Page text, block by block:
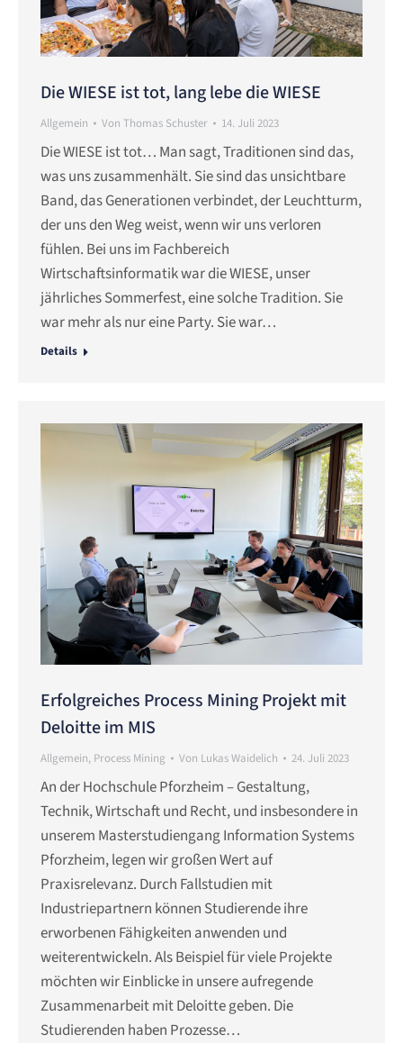
Die WIESE ist tot, lang lebe die WIESE
Allgemein Von Thomas Schuster 14. Juli 2023
Die WIESE ist tot… Man sagt, Traditionen sind das,
was uns zusammenhält. Sie sind das unsichtbare
Band, das Generationen verbindet, der Leuchtturm,
der uns den Weg weist, wenn wir uns verloren
fühlen. Bei uns im Fachbereich
Wirtschaftsinformatik war die WIESE, unser
jährliches Sommerfest, eine solche Tradition. Sie
war mehr als nur eine Party. Sie war…
Details
Erfolgreiches Process Mining Projekt mit
Deloitte im MIS
Allgemein, Process Mining Von Lukas Waidelich 24. Juli 2023
An der Hochschule Pforzheim – Gestaltung,
Technik, Wirtschaft und Recht, und insbesondere in
unserem Masterstudiengang Information Systems
Pforzheim, legen wir großen Wert auf
Praxisrelevanz. Durch Fallstudien mit
Industriepartnern können Studierende ihre
erworbenen Fähigkeiten anwenden und
weiterentwickeln. Als Beispiel für viele Projekte
möchten wir Einblicke in unsere aufregende
Zusammenarbeit mit Deloitte geben. Die
Studierenden haben Prozesse…